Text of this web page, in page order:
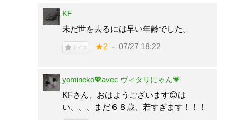
KF
未だ世を去るには早い年齢でした。
ナイス ★2 07/27 18:22
yomineko💖avec ヴィタリにゃん💗
KFさん、おはようございます😊は
い、、、まだ６８歳、若すぎます！！！